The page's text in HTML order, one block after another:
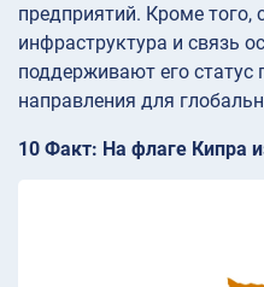
предприятий. Кроме того,
инфраструктура и связь
поддерживают его статус
направления для
10 Факт: На флаге Кипра